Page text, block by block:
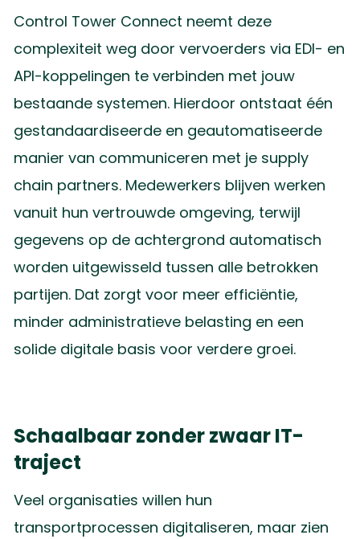
Control Tower Connect neemt deze
complexiteit weg door vervoerders via EDI- en
API-koppelingen te verbinden met jouw
bestaande systemen. Hierdoor ontstaat één
gestandaardiseerde en geautomatiseerde
manier van communiceren met je supply
chain partners. Medewerkers blijven werken
vanuit hun vertrouwde omgeving, terwijl
gegevens op de achtergrond automatisch
worden uitgewisseld tussen alle betrokken
partijen. Dat zorgt voor meer efficiëntie,
minder administratieve belasting en een
solide digitale basis voor verdere groei.
Schaalbaar zonder zwaar IT-
traject
Veel organisaties willen hun
transportprocessen digitaliseren, maar zien